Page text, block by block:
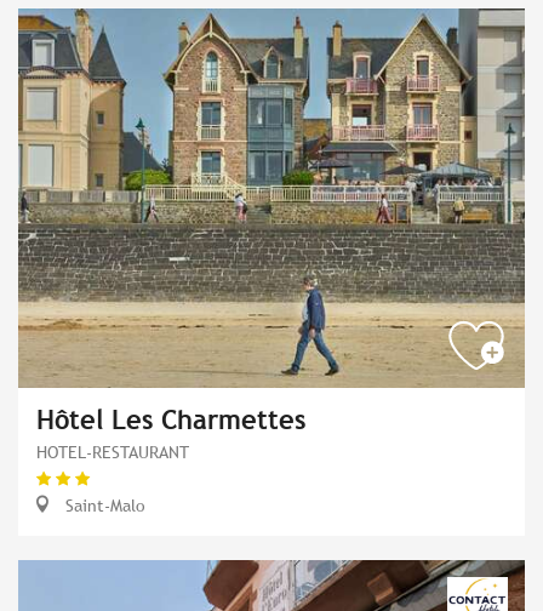
Hôtel Les Charmettes
HOTEL-RESTAURANT
Saint-Malo